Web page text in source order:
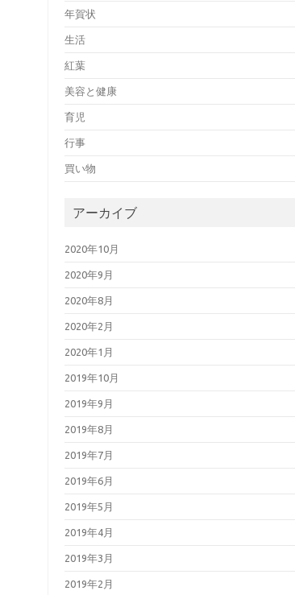
年賀状
生活
紅葉
美容と健康
育児
行事
買い物
アーカイブ
2020年10月
2020年9月
2020年8月
2020年2月
2020年1月
2019年10月
2019年9月
2019年8月
2019年7月
2019年6月
2019年5月
2019年4月
2019年3月
2019年2月